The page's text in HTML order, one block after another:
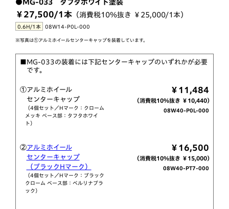
●MG-033 タフタホワイト塗装
￥27,500/1本（消費税10％抜き ￥25,000/1本）
0.6H/1本 08W14-P0L-000
※写真は①アルミホイールセンターキャップを装着しています。
■MG-033の装着には下記センターキャップのいずれかが必要
です。
①アルミホイール
センターキャップ
（4個セット／Hマーク：クローム
メッキ ベース部：タフタホワイ
ト）
￥11,484
（消費税10％抜き ￥10,440）
08W40-P0L-000
②アルミホイール
センターキャップ
（ブラックHマーク）
（4個セット／Hマーク：ブラック
クローム ベース部：ベルリナブラ
ック）
￥16,500
（消費税10％抜き ￥15,000）
08W40-PT7-000